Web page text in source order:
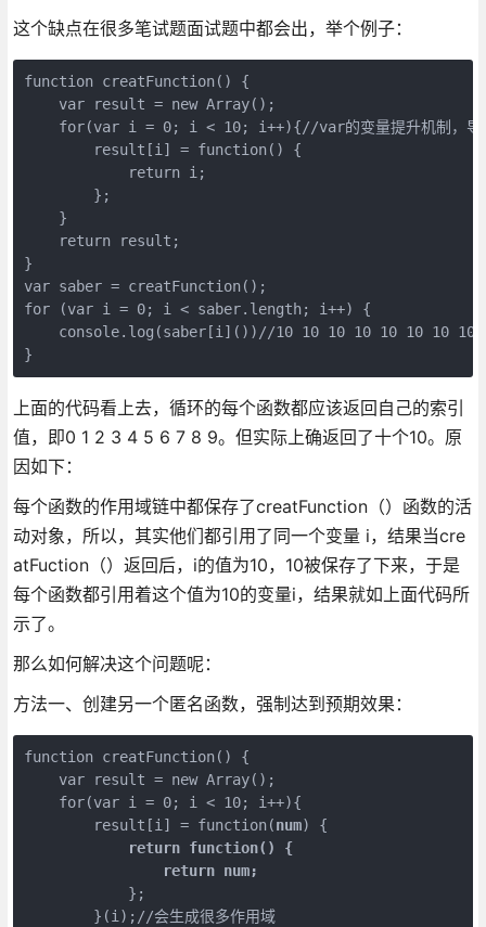
这个缺点在很多笔试题面试题中都会出，举个例子：
function creatFunction() {
    var result = new Array();
for(var i = 0; i < 10; i++){//var的变量提升机制，导
        result[i] = function() {
            return i;
        };
    }
    return result;
}
var saber = creatFunction();
for (var i = 0; i < saber.length; i++) {
console.log(saber[i]())//10 10 10 10 10 10 10 10
}
上面的代码看上去，循环的每个函数都应该返回自己的索引
值，即0 1 2 3 4 5 6 7 8 9。但实际上确返回了十个10。原
因如下：
每个函数的作用域链中都保存了creatFunction（）函数的活
动对象，所以，其实他们都引用了同一个变量 i，结果当cre
atFuction（）返回后，i的值为10，10被保存了下来，于是
每个函数都引用着这个值为10的变量i，结果就如上面代码所
示了。
那么如何解决这个问题呢：
方法一、创建另一个匿名函数，强制达到预期效果：
function creatFunction() {
    var result = new Array();
    for(var i = 0; i < 10; i++){
        result[i] = function(
num) {
return function() {
                return
num;
            };
        }(i);//会生成很多作用域